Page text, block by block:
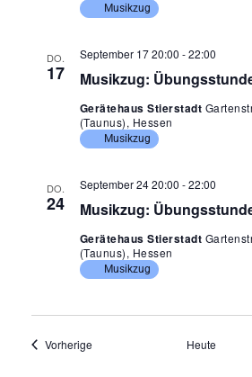
Musikzug
DO.
17 Musikzug:
September 17 20:00 -22:00
Gerätehaus Stierstadt
(Taunus), Hessen
Musikzug
DO.
24 Musikzug:
September 24 20:00 -22:00
Gerätehaus Stierstadt
(Taunus), Hessen
Musikzug
VorherigeVeranstaltungen Heute